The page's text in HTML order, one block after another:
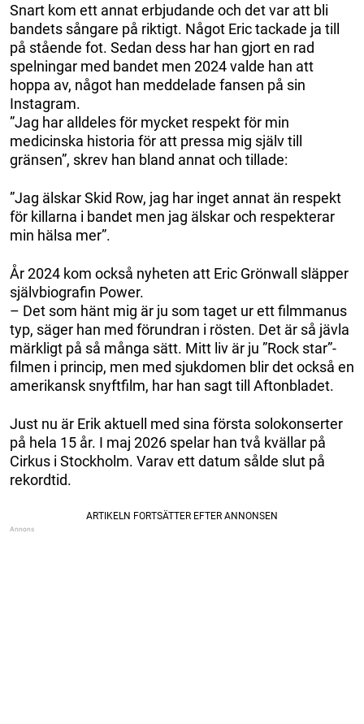
Snart kom ett annat erbjudande och det var att bli
bandets sångare på riktigt. Något Eric tackade ja till
på stående fot. Sedan dess har han gjort en rad
spelningar med bandet men 2024 valde han att
hoppa av, något han meddelade fansen på sin
Instagram.
”Jag har alldeles för mycket respekt för min
medicinska historia för att pressa mig själv till
gränsen”, skrev han bland annat och tillade:
”Jag älskar Skid Row, jag har inget annat än respekt
för killarna i bandet men jag älskar och respekterar
min hälsa mer”.
År 2024 kom också nyheten att Eric Grönwall släpper
självbiografin Power.
– Det som hänt mig är ju som taget ur ett filmmanus
typ, säger han med förundran i rösten. Det är så jävla
märkligt på så många sätt. Mitt liv är ju ”Rock star”-
filmen i princip, men med sjukdomen blir det också en
amerikansk snyftfilm, har han sagt till Aftonbladet.
Just nu är Erik aktuell med sina första solokonserter
på hela 15 år. I maj 2026 spelar han två kvällar på
Cirkus i Stockholm. Varav ett datum sålde slut på
rekordtid.